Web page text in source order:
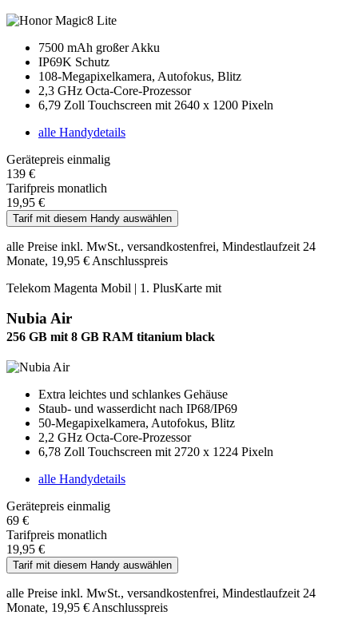
7500 mAh großer Akku
IP69K Schutz
108-Megapixelkamera, Autofokus, Blitz
2,3 GHz Octa-Core-Prozessor
6,79 Zoll Touchscreen mit 2640 x 1200 Pixeln
alle Handydetails
Gerätepreis einmalig
139 €
Tarifpreis monatlich
19,95 €
Tarif mit diesem Handy auswählen
alle Preise inkl. MwSt., versandkostenfrei, Mindestlaufzeit 24
Monate, 19,95 € Anschlusspreis
Telekom Magenta Mobil | 1. PlusKarte mit
Nubia Air
256 GB mit 8 GB RAM titanium black
Extra leichtes und schlankes Gehäuse
Staub- und wasserdicht nach IP68/IP69
50-Megapixelkamera, Autofokus, Blitz
2,2 GHz Octa-Core-Prozessor
6,78 Zoll Touchscreen mit 2720 x 1224 Pixeln
alle Handydetails
Gerätepreis einmalig
69 €
Tarifpreis monatlich
19,95 €
Tarif mit diesem Handy auswählen
alle Preise inkl. MwSt., versandkostenfrei, Mindestlaufzeit 24
Monate, 19,95 € Anschlusspreis